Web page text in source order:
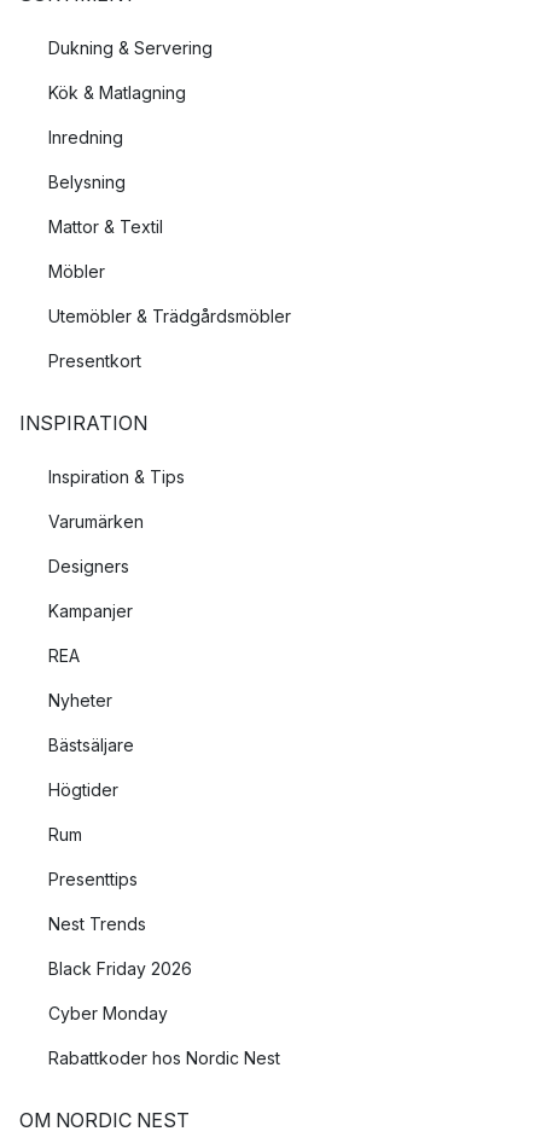
formspråk?
Bloomingvilles stil kan karaktäriseras som skandinavisk
minimalism med rustika drag. I sortimentet hittar vi enkla, mjuka
inredning från Bloomingville skapar ett varmt och inbjudande
och informellt uttryck som
Dukning & Servering
Kök & Matlagning
Inredning
Belysning
Mattor & Textil
Möbler
Utemöbler & Trädgårdsmöbler
Presentkort
INSPIRATION
Inspiration & Tips
Varumärken
Designers
Kampanjer
REA
Nyheter
Bästsäljare
Högtider
Rum
Presenttips
Nest Trends
Black Friday 2026
Cyber Monday
Rabattkoder hos Nordic Nest
OM NORDIC NEST